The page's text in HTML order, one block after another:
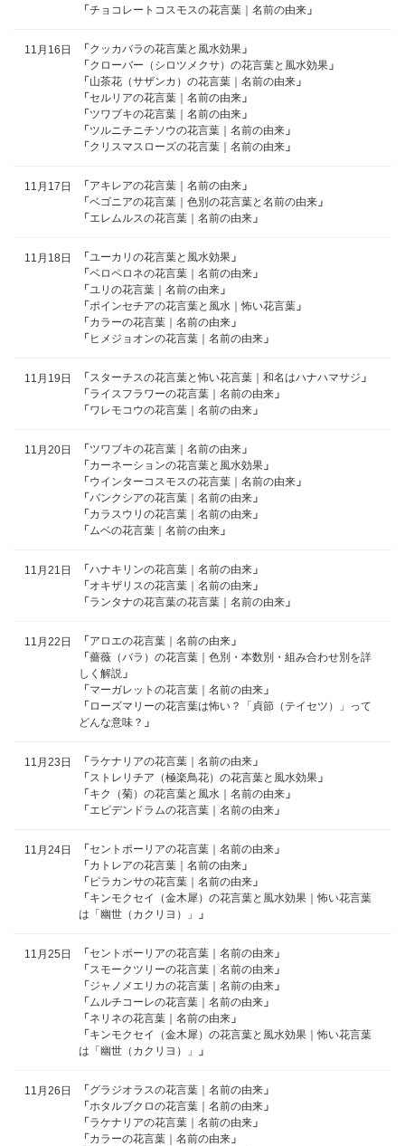
「 チョコレートコスモスの花言葉｜名前の由来 」
11月16日 「 クッカバラの花言葉と風水効果 」
「 クローバー（シロツメクサ）の花言葉と風水効果 」
「 山茶花（サザンカ）の花言葉｜名前の由来 」
「 セルリアの花言葉｜名前の由来 」
「 ツワブキの花言葉｜名前の由来 」
「 ツルニチニチソウの花言葉｜名前の由来 」
「 クリスマスローズの花言葉｜名前の由来 」
11月17日 「 アキレアの花言葉｜名前の由来 」
「 ベゴニアの花言葉｜色別の花言葉と名前の由来 」
「 エレムルスの花言葉｜名前の由来 」
11月18日 「 ユーカリの花言葉と風水効果 」
「 ベロペロネの花言葉｜名前の由来 」
「 ユリの花言葉｜名前の由来 」
「 ポインセチアの花言葉と風水｜怖い花言葉 」
「 カラーの花言葉｜名前の由来 」
「 ヒメジョオンの花言葉｜名前の由来 」
11月19日 「 スターチスの花言葉と怖い花言葉｜和名はハナハマサジ 」
「 ライスフラワーの花言葉｜名前の由来 」
「 ワレモコウの花言葉｜名前の由来 」
11月20日 「 ツワブキの花言葉｜名前の由来 」
「 カーネーションの花言葉と風水効果 」
「 ウインターコスモスの花言葉｜名前の由来 」
「 バンクシアの花言葉｜名前の由来 」
「 カラスウリの花言葉｜名前の由来 」
「 ムベの花言葉｜名前の由来 」
11月21日 「 ハナキリンの花言葉｜名前の由来 」
「 オキザリスの花言葉｜名前の由来 」
「 ランタナの花言葉の花言葉｜名前の由来 」
11月22日 「 アロエの花言葉｜名前の由来 」
「 薔薇（バラ）の花言葉｜色別・本数別・組み合わせ別を詳
しく解説 」
「 マーガレットの花言葉｜名前の由来 」
「 ローズマリーの花言葉は怖い？「貞節（テイセツ）」って
どんな意味？ 」
11月23日 「 ラケナリアの花言葉｜名前の由来 」
「 ストレリチア（極楽鳥花）の花言葉と風水効果 」
「 キク（菊）の花言葉と風水｜名前の由来 」
「 エピデンドラムの花言葉｜名前の由来 」
11月24日 「 セントポーリアの花言葉｜名前の由来 」
「 カトレアの花言葉｜名前の由来 」
「 ピラカンサの花言葉｜名前の由来 」
「 キンモクセイ（金木犀）の花言葉と風水効果｜怖い花言葉
は「幽世（カクリヨ）」
」
11月25日 「 セントポーリアの花言葉｜名前の由来 」
「 スモークツリーの花言葉｜名前の由来 」
「 ジャノメエリカの花言葉｜名前の由来 」
「 ムルチコーレの花言葉｜名前の由来 」
「 ネリネの花言葉｜名前の由来 」
「 キンモクセイ（金木犀）の花言葉と風水効果｜怖い花言葉
は「幽世（カクリヨ）」
」
11月26日 「 グラジオラスの花言葉｜名前の由来 」
「 ホタルブクロの花言葉｜名前の由来 」
「 ラケナリアの花言葉｜名前の由来 」
「 カラーの花言葉｜名前の由来 」